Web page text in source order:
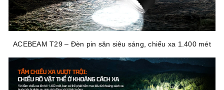
ACEBEAM T29 – Đèn pin săn siêu sáng, chiếu xa 1.400 mét